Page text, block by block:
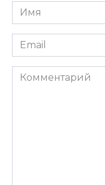
Имя
*
Email
*
Комментарий